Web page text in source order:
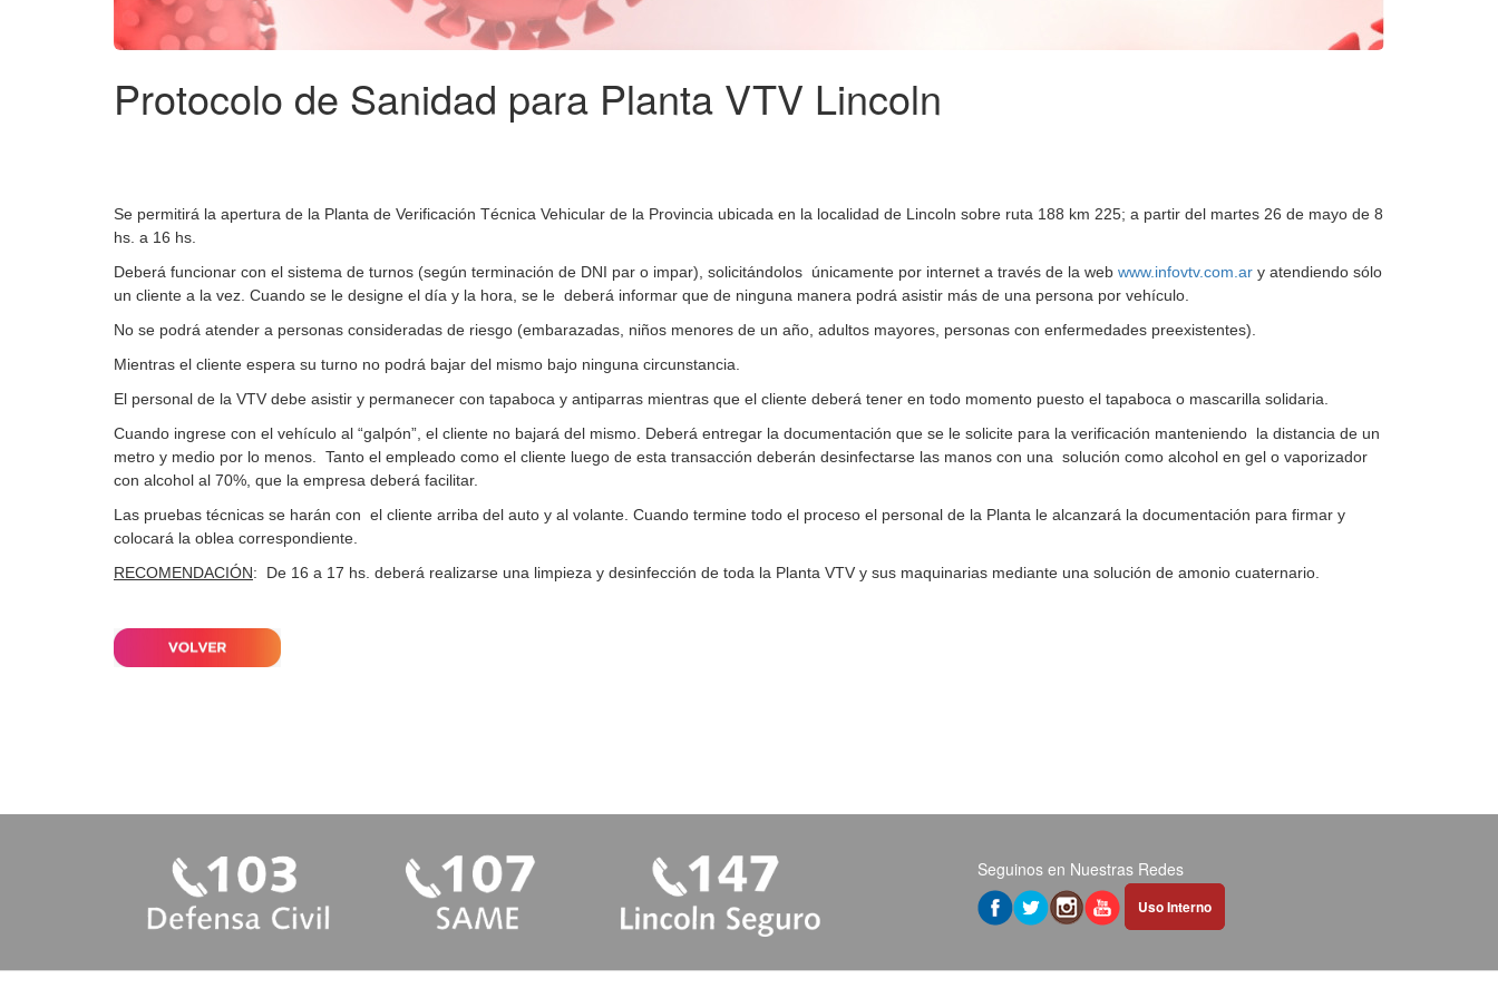
Protocolo de Sanidad para Planta VTV Lincoln
Se permitirá la apertura de la Planta de Verificación Técnica Vehicular de la Provincia ubicada en la localidad de Lincoln sobre ruta 188 km 225; a partir del martes 26 de mayo de 8
hs. a 16 hs.
Deberá funcionar con el sistema de turnos (según terminación de DNI par o impar), solicitándolos únicamente por internet a través de la web www.infovtv.com.ar y atendiendo sólo
un cliente a la vez. Cuando se le designe el día y la hora, se le deberá informar que de ninguna manera podrá asistir más de una persona por vehículo.
No se podrá atender a personas consideradas de riesgo (embarazadas, niños menores de un año, adultos mayores, personas con enfermedades preexistentes).
Mientras el cliente espera su turno no podrá bajar del mismo bajo ninguna circunstancia.
El personal de la VTV debe asistir y permanecer con tapaboca y antiparras mientras que el cliente deberá tener en todo momento puesto el tapaboca o mascarilla solidaria.
Cuando ingrese con el vehículo al “galpón”, el cliente no bajará del mismo. Deberá entregar la documentación que se le solicite para la verificación manteniendo la distancia de un
metro y medio por lo menos. Tanto el empleado como el cliente luego de esta transacción deberán desinfectarse las manos con una solución como alcohol en gel o vaporizador
con alcohol al 70%, que la empresa deberá facilitar.
Las pruebas técnicas se harán con el cliente arriba del auto y al volante. Cuando termine todo el proceso el personal de la Planta le alcanzará la documentación para firmar y
colocará la oblea correspondiente.
RECOMENDACIÓN: De 16 a 17 hs. deberá realizarse una limpieza y desinfección de toda la Planta VTV y sus maquinarias mediante una solución de amonio cuaternario.
Seguinos en Nuestras Redes
Abrir
hipervínculo
en
pestaña
Uso Interno